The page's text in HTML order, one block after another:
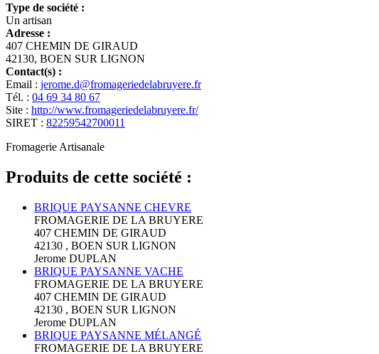
Type de société :
Un artisan
Adresse :
407 CHEMIN DE GIRAUD
42130, BOEN SUR LIGNON
Contact(s) :
Email : jerome.d@fromageriedelabruyere.fr
Tél. : 04 69 34 80 67
Site : http://www.fromageriedelabruyere.fr/
SIRET : 82259542700011
Fromagerie Artisanale
Produits de cette société :
BRIQUE PAYSANNE CHEVRE
FROMAGERIE DE LA BRUYERE
407 CHEMIN DE GIRAUD
42130 , BOEN SUR LIGNON
Jerome DUPLAN
BRIQUE PAYSANNE VACHE
FROMAGERIE DE LA BRUYERE
407 CHEMIN DE GIRAUD
42130 , BOEN SUR LIGNON
Jerome DUPLAN
BRIQUE PAYSANNE MÉLANGÉ
FROMAGERIE DE LA BRUYERE